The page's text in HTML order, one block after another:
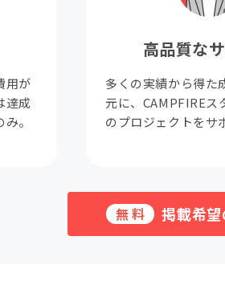
用が
達成
。
高品質な
多くの実績から得た
元に、CAMPFIREス
のプロジェクトをサ
無料 掲載希